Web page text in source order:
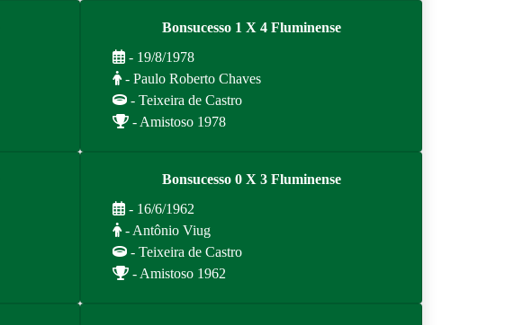
Bonsucesso 1 X 4 Fluminense
- 19/8/1978
- Paulo Roberto Chaves
- Teixeira de Castro
- Amistoso 1978
Bonsucesso 0 X 3 Fluminense
- 16/6/1962
- Antônio Viug
- Teixeira de Castro
- Amistoso 1962